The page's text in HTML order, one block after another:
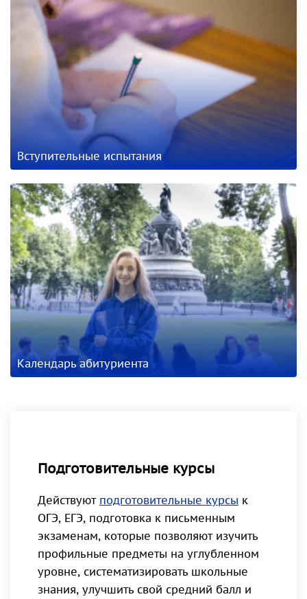
Вступительные испытания
Календарь абитуриента
Подготовительные курсы
Действуют подготовительные курсы к
ОГЭ, ЕГЭ, подготовка к письменным
экзаменам, которые позволяют изучить
профильные предметы на углубленном
уровне, систематизировать школьные
знания, улучшить свой средний балл и